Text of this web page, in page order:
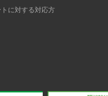
に対する対応方